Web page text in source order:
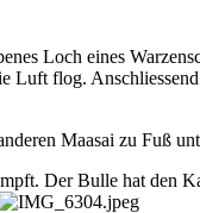
Loch eines
Luft flog.
Maasai zu Fuß
Der Bulle hat den